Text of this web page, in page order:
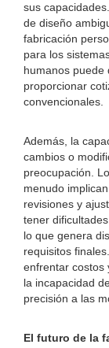
sus
de diseño
fabricación
para los
humanos puede
proporcionar
convencionales.
Además, la
cambios o
preocupación.
menudo
revisiones y
tener
lo que genera
requisitos
enfrentar costos
la incapacidad
precisión a las
El futuro de la